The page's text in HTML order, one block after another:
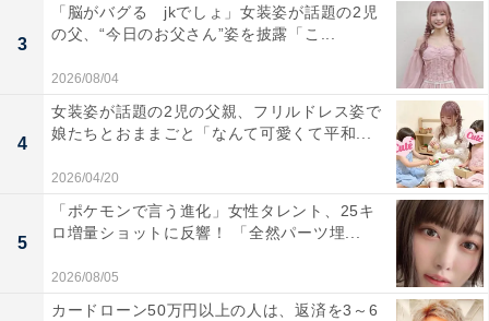
3
「脳がバグる jkでしょ」女装姿が話題の2児
の父、“今日のお父さん”姿を披露「こ...
2026/08/04
4
女装姿が話題の2児の父親、フリルドレス姿で
娘たちとおままごと「なんて可愛くて平和...
2026/04/20
5
「ポケモンで言う進化」女性タレント、25キ
ロ増量ショットに反響！ 「全然パーツ埋...
2026/08/05
カードローン50万円以上の人は、返済を3～6